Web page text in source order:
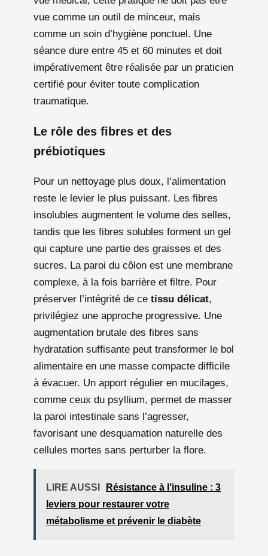
vue comme un outil de minceur, mais
comme un soin d’hygiène ponctuel. Une
séance dure entre 45 et 60 minutes et doit
impérativement être réalisée par un praticien
certifié pour éviter toute complication
traumatique.
Le rôle des fibres et des
prébiotiques
Pour un nettoyage plus doux, l’alimentation
reste le levier le plus puissant. Les fibres
insolubles augmentent le volume des selles,
tandis que les fibres solubles forment un gel
qui capture une partie des graisses et des
sucres. La paroi du côlon est une membrane
complexe, à la fois barrière et filtre. Pour
préserver l’intégrité de ce tissu délicat,
privilégiez une approche progressive. Une
augmentation brutale des fibres sans
hydratation suffisante peut transformer le bol
alimentaire en une masse compacte difficile
à évacuer. Un apport régulier en mucilages,
comme ceux du psyllium, permet de masser
la paroi intestinale sans l’agresser,
favorisant une desquamation naturelle des
cellules mortes sans perturber la flore.
LIRE AUSSI
Résistance à l’insuline : 3
leviers pour restaurer votre
métabolisme et prévenir le diabète